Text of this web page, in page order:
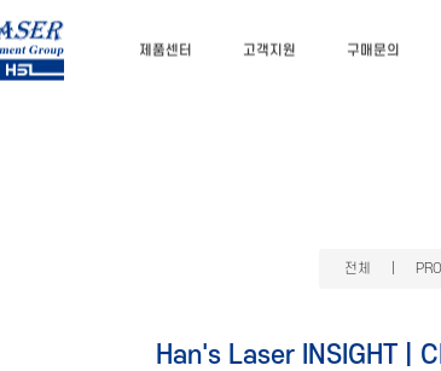
제품센터 고객지원 구매문의
전체
Han's Laser INSIGHT |